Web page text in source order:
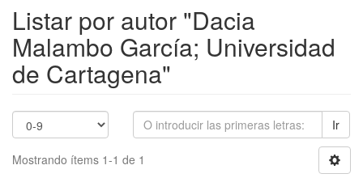
Listar por autor "Dacia
Malambo García; Universidad
de Cartagena"
Ir
Mostrando ítems 1-1 de 1